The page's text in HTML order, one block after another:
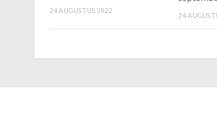
24 AUGUSTUS 2022
24